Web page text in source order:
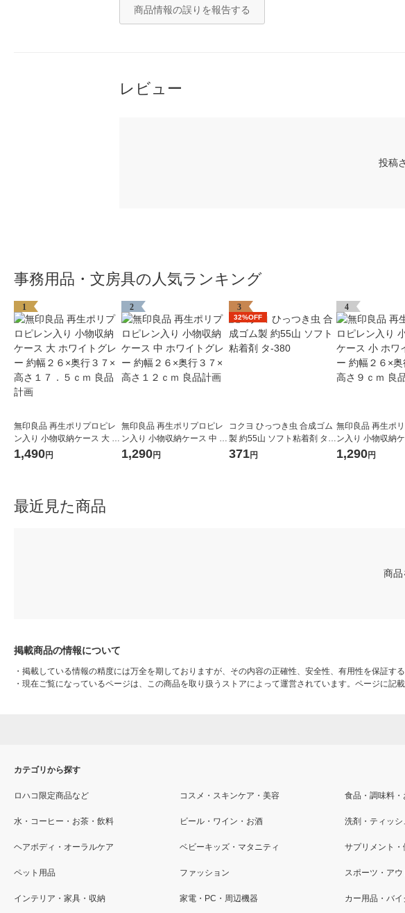
商品情報の誤りを報告する
レビュー
投稿
事務用品・文房具の人気ランキング
1
無印良品 再生ポリプロピレ
ン入り 小物収納ケース 大 ホ
ワイトグレー 約幅２６×奥行
1,490円
2
無印良品 再生ポリプロピレ
ン入り 小物収納ケース 中 ホ
ワイトグレー 約幅２６×奥行
1,290円
3
32%OFF
コクヨ ひっつき虫 合成ゴム
製 約55山 ソフト粘着剤 タ-3
80
371円
4
無印良品 再生ポ
ン入り 小物収納
ワイトグレー 約幅
1,290円
最近見た商品
商品
掲載商品の情報について
・ 掲載している情報の精度には万全を期しておりますが、その内容の正確性、安全性、有用性を保証する
・ 現在ご覧になっているページは、この商品を取り扱うストアによって運営されています。ページに記
カテゴリから探す
ロハコ限定商品など コスメ・スキンケア・美容 食品・調味料
水・コーヒー・お茶・飲料 ビール・ワイン・お酒 洗剤・ティッシ
ヘアボディ・オーラルケア ベビーキッズ・マタニティ サプリメント・
ペット用品 ファッション スポーツ・アウ
インテリア・家具・収納 家電・PC・周辺機器 カー用品・バイ